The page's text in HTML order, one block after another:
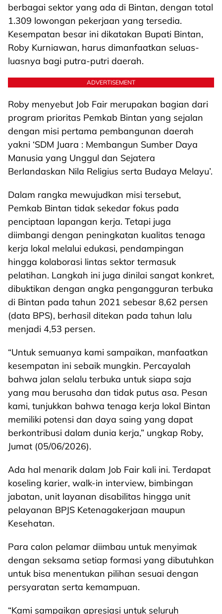
berbagai sektor yang ada di Bintan, dengan total
1.309 lowongan pekerjaan yang tersedia.
Kesempatan besar ini dikatakan Bupati Bintan,
Roby Kurniawan, harus dimanfaatkan seluas-
luasnya bagi putra-putri daerah.
ADVERTISEMENT
Roby menyebut Job Fair merupakan bagian dari
program prioritas Pemkab Bintan yang sejalan
dengan misi pertama pembangunan daerah
yakni ‘SDM Juara : Membangun Sumber Daya
Manusia yang Unggul dan Sejatera
Berlandaskan Nila Religius serta Budaya Melayu’.
Dalam rangka mewujudkan misi tersebut,
Pemkab Bintan tidak sekedar fokus pada
penciptaan lapangan kerja. Tetapi juga
diimbangi dengan peningkatan kualitas tenaga
kerja lokal melalui edukasi, pendampingan
hingga kolaborasi lintas sektor termasuk
pelatihan. Langkah ini juga dinilai sangat konkret,
dibuktikan dengan angka pengangguran terbuka
di Bintan pada tahun 2021 sebesar 8,62 persen
(data BPS), berhasil ditekan pada tahun lalu
menjadi 4,53 persen.
“Untuk semuanya kami sampaikan, manfaatkan
kesempatan ini sebaik mungkin. Percayalah
bahwa jalan selalu terbuka untuk siapa saja
yang mau berusaha dan tidak putus asa. Pesan
kami, tunjukkan bahwa tenaga kerja lokal Bintan
memiliki potensi dan daya saing yang dapat
berkontribusi dalam dunia kerja,” ungkap Roby,
Jumat (05/06/2026).
Ada hal menarik dalam Job Fair kali ini. Terdapat
koseling karier, walk-in interview, bimbingan
jabatan, unit layanan disabilitas hingga unit
pelayanan BPJS Ketenagakerjaan maupun
Kesehatan.
Para calon pelamar diimbau untuk menyimak
dengan seksama setiap formasi yang dibutuhkan
untuk bisa menentukan pilihan sesuai dengan
persyaratan serta kemampuan.
“Kami sampaikan apresiasi untuk seluruh